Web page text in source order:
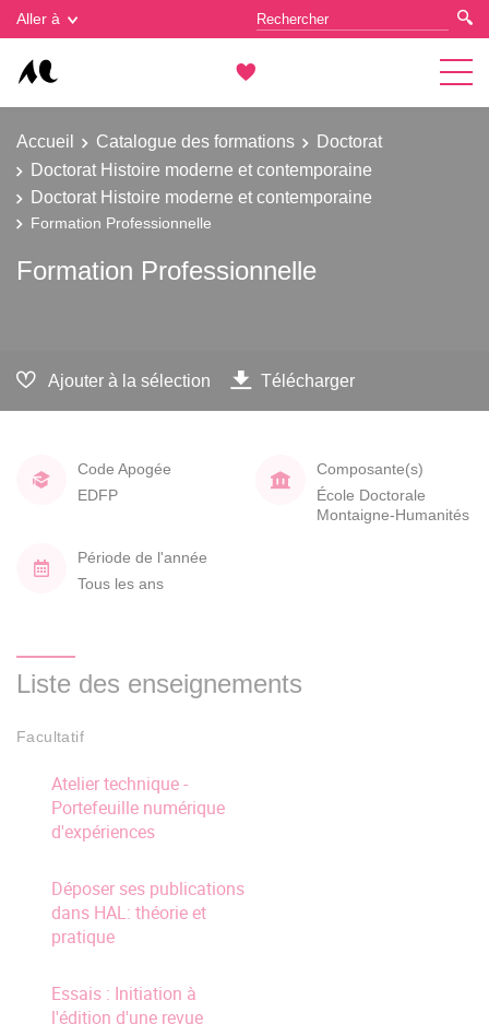
Aller à
Accueil Catalogue des formations
Doctorat
Doctorat Histoire moderne et contemporaine
Doctorat Histoire moderne et contemporaine
Formation Professionnelle
Formation Professionnelle
Ajouter à la sélection Télécharger
Code Apogée
EDFP
Composante(s)
École Doctorale
Montaigne-Humanités
Période de l'année
Tous les ans
Liste des enseignements
Facultatif
Atelier technique -
Portefeuille numérique
d'expériences
Déposer ses publications
dans HAL: théorie et
pratique
Essais : Initiation à
l'édition d'une revue
Gestion des cookies